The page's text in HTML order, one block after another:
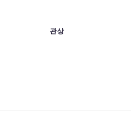
관상